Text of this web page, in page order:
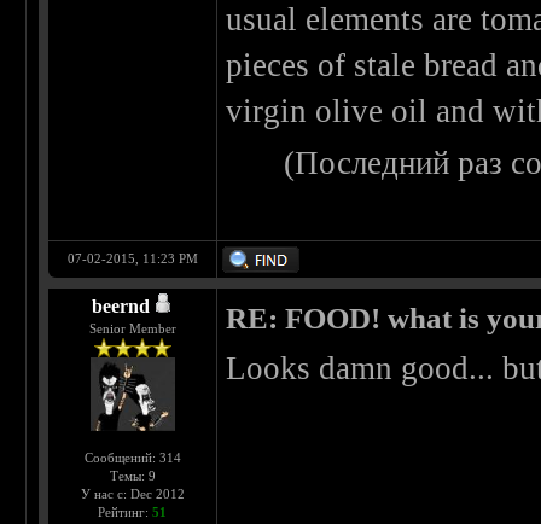
usual elements are
pieces of stale bread
virgin olive oil and
(Последний раз
07-02-2015, 11:23 PM
beernd
Senior Member
Сообщений: 314
Темы: 9
У нас с: Dec 2012
Рейтинг:51
RE: FOOD! what is
Looks damn good...